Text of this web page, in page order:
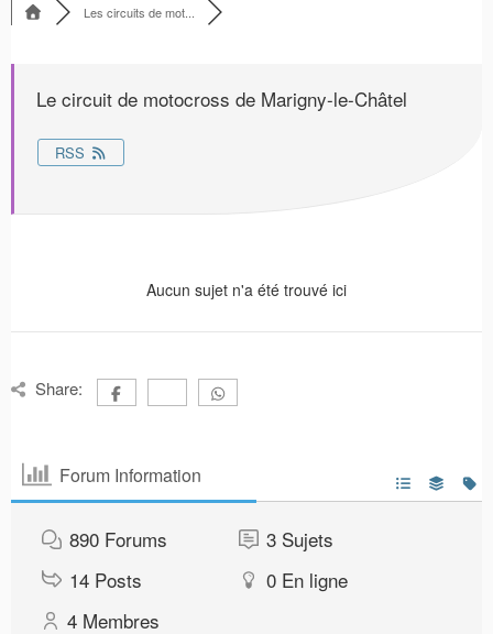
Les circuits de mot...
Le circuit de motocross de Marigny-le-Châtel
RSS
Aucun sujet n'a été trouvé ici
Share:
Forum Information
890 Forums 3 Sujets
14 Posts 0 En ligne
4 Membres